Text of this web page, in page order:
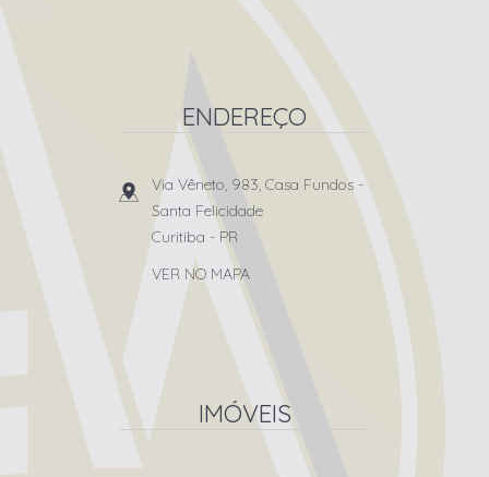
ENDEREÇO
Via Vêneto, 983, Casa Fundos -
Santa Felicidade
Curitiba - PR
VER NO MAPA
IMÓVEIS